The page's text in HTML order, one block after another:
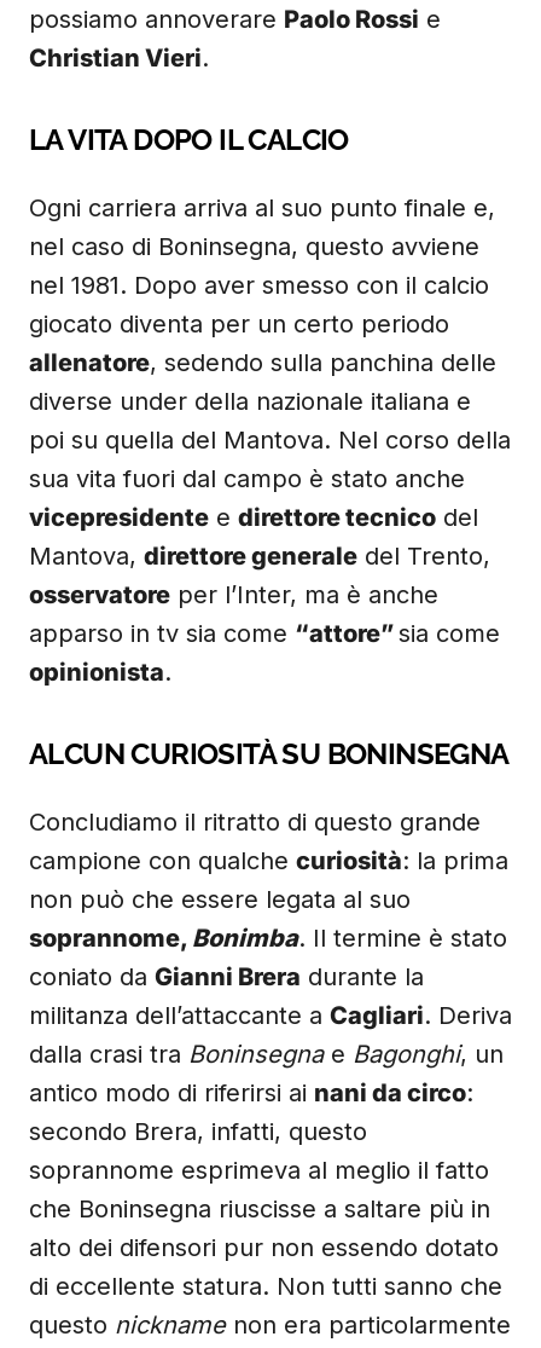
possiamo annoverare Paolo Rossi e
Christian Vieri.
LA VITA DOPO IL CALCIO
Ogni carriera arriva al suo punto finale e,
nel caso di Boninsegna, questo avviene
nel 1981. Dopo aver smesso con il calcio
giocato diventa per un certo periodo
allenatore, sedendo sulla panchina delle
diverse under della nazionale italiana e
poi su quella del Mantova. Nel corso della
sua vita fuori dal campo è stato anche
vicepresidente e direttore tecnico del
Mantova, direttore generale del Trento,
osservatore per l’Inter, ma è anche
apparso in tv sia come “attore”sia come
opinionista.
ALCUN CURIOSITÀ SU BONINSEGNA
Concludiamo il ritratto di questo grande
campione con qualche curiosità: la prima
non può che essere legata al suo
soprannome, Bonimba. Il termine è stato
coniato da Gianni Brera durante la
militanza dell’attaccante a Cagliari. Deriva
dalla crasi tra Boninsegnae Bagonghi, un
antico modo di riferirsi ai nani da circo:
secondo Brera, infatti, questo
soprannome esprimeva al meglio il fatto
che Boninsegna riuscisse a saltare più in
alto dei difensori pur non essendo dotato
di eccellente statura. Non tutti sanno che
questo nicknamenon era particolarmente